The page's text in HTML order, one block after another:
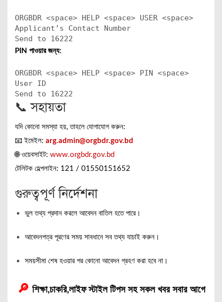
ORGBDR <space> HELP <space> USER <space>
Applicant’s Contact Number
Send to 16222
PIN পাওয়ার জন্য:
ORGBDR <space> HELP <space> PIN <space>
User ID
Send to 16222
📞 সহায়তা
যদি কোনো সমস্যা হয়, তাহলে যোগাযোগ করুন:
📧 ইমেইল: arg.admin@orgbdr.gov.bd
🌐 ওয়েবসাইট: www.orgbdr.gov.bd
টেলিটক হেল্পলাইন: 121 / 01550151652
গুরুত্বপূর্ণ নির্দেশনা
ভুল তথ্য প্রদান করলে আবেদন বাতিল হতে পারে।
আবেদনপত্র পূরণের সময় সাবধানে সব তথ্য যাচাই করুন।
সময়সীমা শেষ হওয়ার পর কোনো আবেদন গ্রহণ করা হবে না।
🔎 শিক্ষা,চাকরি,লাইফ স্টাইল টিপস সহ সকল খবর সবার আগে